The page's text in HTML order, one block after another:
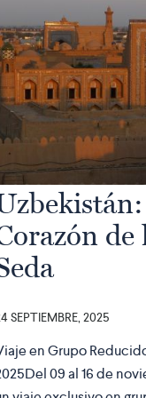
de
SEPTIEMBRE, 2025
en Grupo
09 al 16 de